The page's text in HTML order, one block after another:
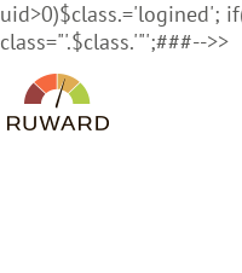
uid>0)$class.='logined';
class="'.$class.'"';###-->>